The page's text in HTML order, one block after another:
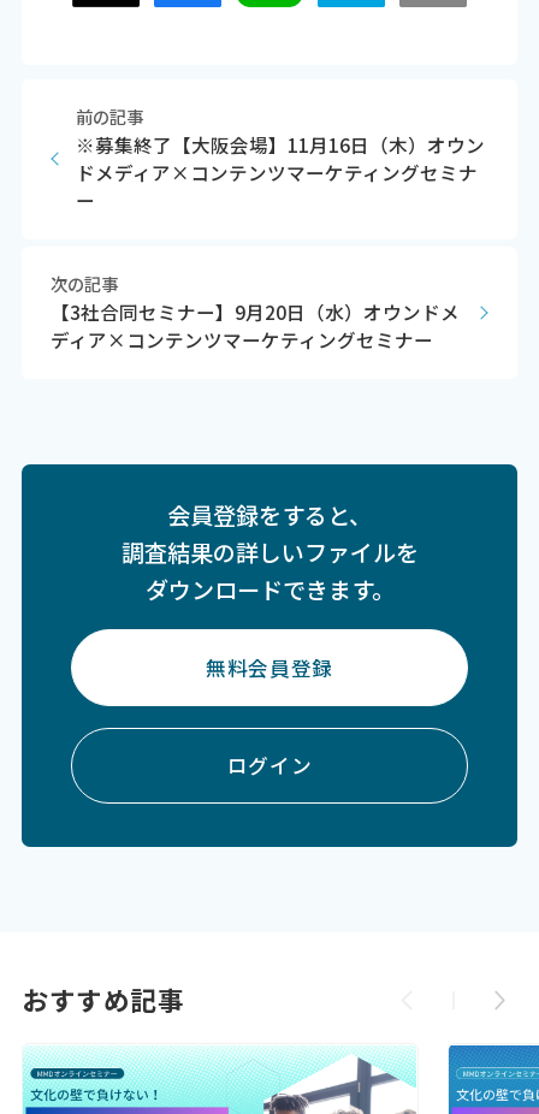
前の記事
※募集終了【大阪会場】11月16日（木）オウン
ドメディア×コンテンツマーケティングセミナ
ー
次の記事
【3社合同セミナー】9月20日（水）オウンドメ
ディア×コンテンツマーケティングセミナー
会員登録をすると、
調査結果の詳しいファイルを
ダウンロードできます。
無料会員登録
ログイン
おすすめ記事